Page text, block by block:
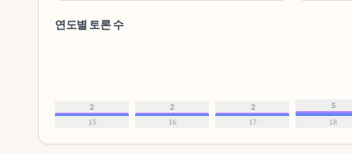
연도별 토론 수
2
15
2
16
2
17
5
18